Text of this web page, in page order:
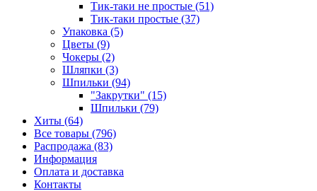
Тик-таки не простые (51)
Тик-таки простые (37)
Упаковка (5)
Цветы (9)
Чокеры (2)
Шляпки (3)
Шпильки (94)
"Закрутки" (15)
Шпильки (79)
Хиты (64)
Все товары (796)
Распродажа (83)
Информация
Оплата и доставка
Контакты